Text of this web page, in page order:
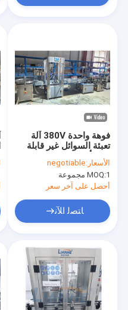
فوهة واحدة 380V آلة
تعبئة السوائل غير قابلة
للصدأ التحكم PLC
الأسعار:negotiable
MOQ:1 مجموعة
أحصل على آخر سعر
ﺎﺘﺼﻟ ﺍﻶﻧ